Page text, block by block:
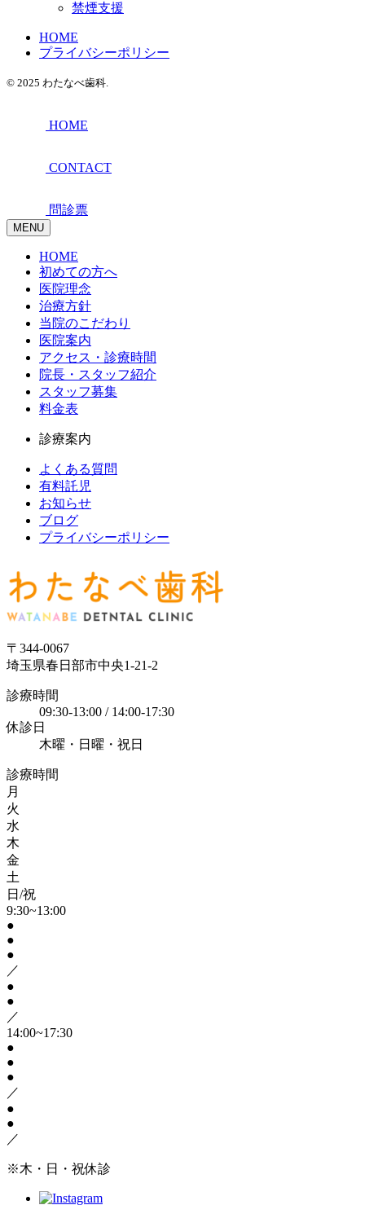
禁煙支援
HOME
プライバシーポリシー
© 2025 わたなべ歯科.
HOME
CONTACT
問診票
MENU
HOME
初めての方へ
医院理念
治療方針
当院のこだわり
医院案内
アクセス・診療時間
院長・スタッフ紹介
スタッフ募集
料金表
診療案内
よくある質問
有料託児
お知らせ
ブログ
プライバシーポリシー
〒344-0067
埼玉県春日部市中央1-21-2
診療時間
09:30-13:00 / 14:00-17:30
休診日
木曜・日曜・祝日
診療時間
月
火
水
木
金
土
日/祝
9:30~13:00
●
●
●
／
●
●
／
14:00~17:30
●
●
●
／
●
●
／
※木・日・祝休診